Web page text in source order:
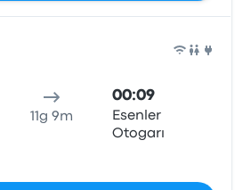
11g 9m
00:09
Esenler
Otogarı